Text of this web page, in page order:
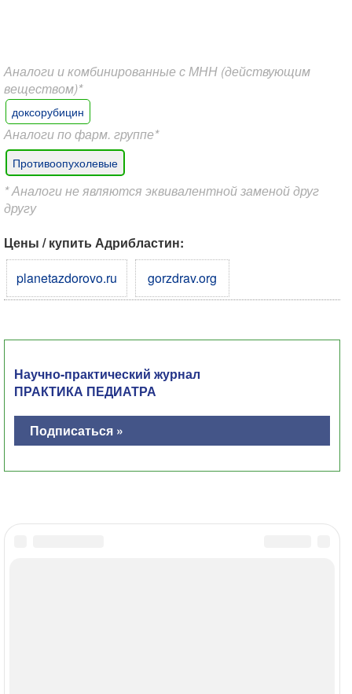
Аналоги и комбинированные с МНН (действующим
веществом)*
доксорубицин
Аналоги по фарм. группе*
Противоопухолевые
* Аналоги не являются эквивалентной заменой друг
другу
Цены / купить Адрибластин:
planetazdorovo.ru
gorzdrav.org
Научно-практический журнал
ПРАКТИКА ПЕДИАТРА
Подписаться »